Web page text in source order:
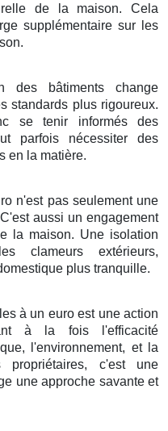
de la maison. Cela
supplémentaire sur les
des bâtiments change
standards plus rigoureux.
se tenir informés des
parfois nécessiter des
en la matière.
n'est pas seulement une
aussi un engagement
la maison. Une isolation
clameurs extérieurs,
plus tranquille.
à un euro est une action
à la fois l'efficacité
l'environnement, et la
propriétaires, c'est une
une approche savante et